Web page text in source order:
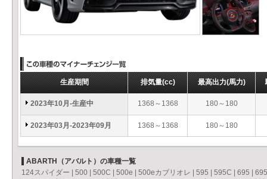
生産期間 排気量(cc) 最高出力(馬力)
2023年10月-生産中 1368～1368 180～180
2023年03月-2023年09月 1368～1368 180～180
ABARTH（アバルト）の車種一覧
124スパイダー
500 500C 500e 500eカブリオレ 595 595C 695